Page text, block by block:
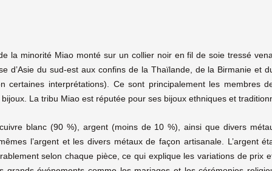
la minorité Miao monté sur un collier noir en fil de soie tressé
d’Asie du sud-est aux confins de la Thaïlande, de la Birmanie
certaines interprétations). Ce sont principalement les membres
La tribu Miao est réputée pour ses bijoux ethniques et
blanc (90 %), argent (moins de 10 %), ainsi que divers
l’argent et les divers métaux de façon artisanale. L’argent
selon chaque pièce, ce qui explique les variations de